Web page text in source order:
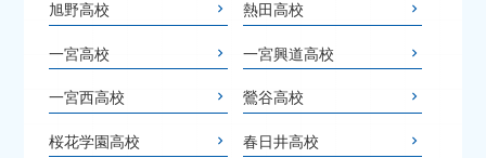
旭野高校 熱田高校
一宮高校 一宮興道高校
一宮西高校 鶯谷高校
桜花学園高校 春日井高校